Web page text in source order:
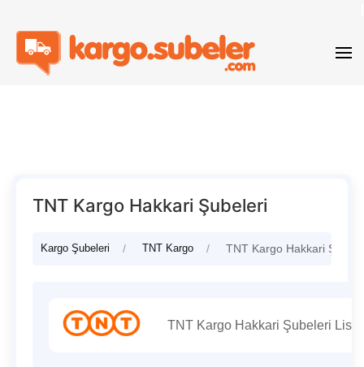
TNT Kargo Hakkari Şubeleri
Kargo Şubeleri TNT Kargo TNT Kargo Hakkari
TNT Kargo Hakkari Şubeleri